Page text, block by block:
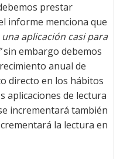
prestar
informe menciona que
aplicación casi para
sin embargo debemos
anual de
directo en los hábitos
aplicaciones de lectura
incrementará también
la lectura en